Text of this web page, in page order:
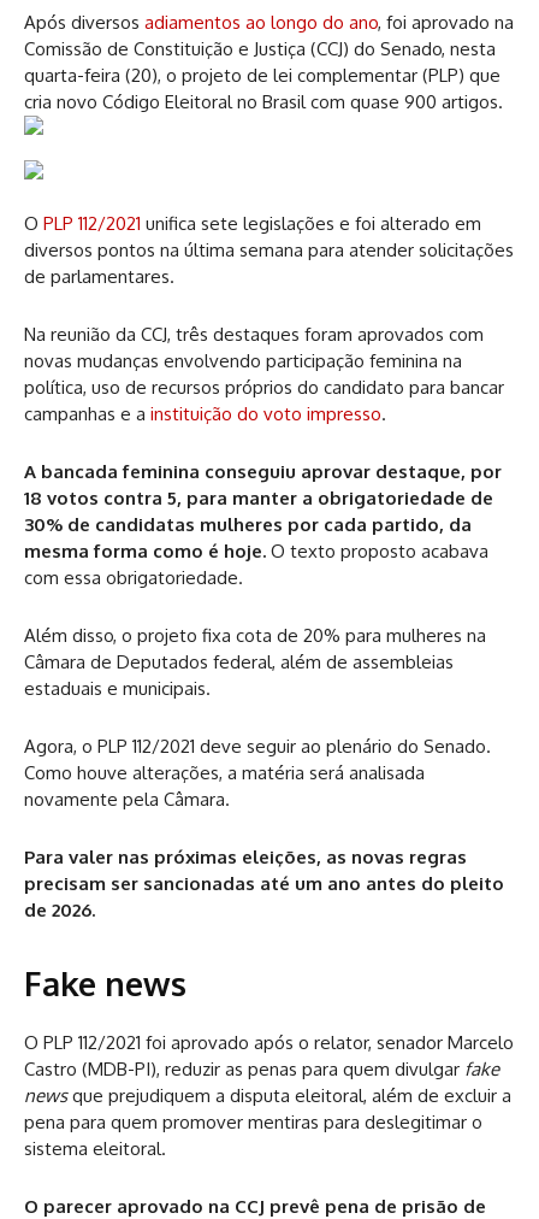
Após diversos adiamentos ao longo do ano, foi aprovado na
Comissão de Constituição e Justiça (CCJ) do Senado, nesta
quarta-feira (20), o projeto de lei complementar (PLP) que
cria novo Código Eleitoral no Brasil com quase 900 artigos.
O PLP 112/2021 unifica sete legislações e foi alterado em
diversos pontos na última semana para atender solicitações
de parlamentares.
Na reunião da CCJ, três destaques foram aprovados com
novas mudanças envolvendo participação feminina na
política, uso de recursos próprios do candidato para bancar
campanhas e a instituição do voto impresso.
A bancada feminina conseguiu aprovar destaque, por
18 votos contra 5, para manter a obrigatoriedade de
30% de candidatas mulheres por cada partido, da
mesma forma como é hoje. O texto proposto acabava
com essa obrigatoriedade.
Além disso, o projeto fixa cota de 20% para mulheres na
Câmara de Deputados federal, além de assembleias
estaduais e municipais.
Agora, o PLP 112/2021 deve seguir ao plenário do Senado.
Como houve alterações, a matéria será analisada
novamente pela Câmara.
Para valer nas próximas eleições, as novas regras
precisam ser sancionadas até um ano antes do pleito
de 2026.
Fake news
O PLP 112/2021 foi aprovado após o relator, senador Marcelo
Castro (MDB-PI), reduzir as penas para quem divulgar fake
newsque prejudiquem a disputa eleitoral, além de excluir a
pena para quem promover mentiras para deslegitimar o
sistema eleitoral.
O parecer aprovado na CCJ prevê pena de prisão de